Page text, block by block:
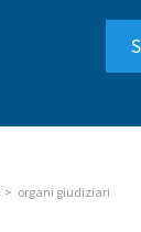
> organi giudiziari